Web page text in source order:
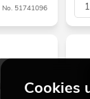
No. 51741096
Cookies